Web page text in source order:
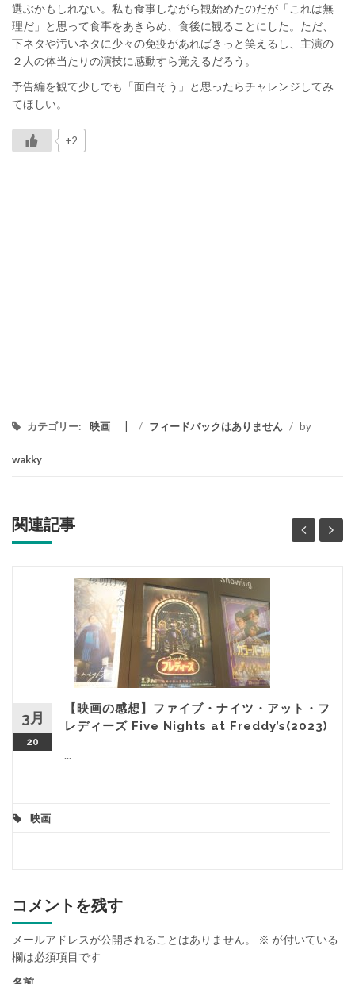
選ぶかもしれない。私も食事しながら観始めたのだが「これは無
理だ」と思って食事をあきらめ、食後に観ることにした。ただ、
下ネタや汚いネタに少々の免疫があればきっと笑えるし、主演の
２人の体当たりの演技に感動すら覚えるだろう。
予告編を観て少しでも「面白そう」と思ったらチャレンジしてみ
てほしい。
+2
カテゴリー: 映画 / フィードバックはありません / by
wakky
関連記事
3月
20
【映画の感想】ファイブ・ナイツ・アット・フ
レディーズ Five Nights at Freddy’s(2023)
...
映画
コメントを残す
メールアドレスが公開されることはありません。 ※ が付いている
欄は必須項目です